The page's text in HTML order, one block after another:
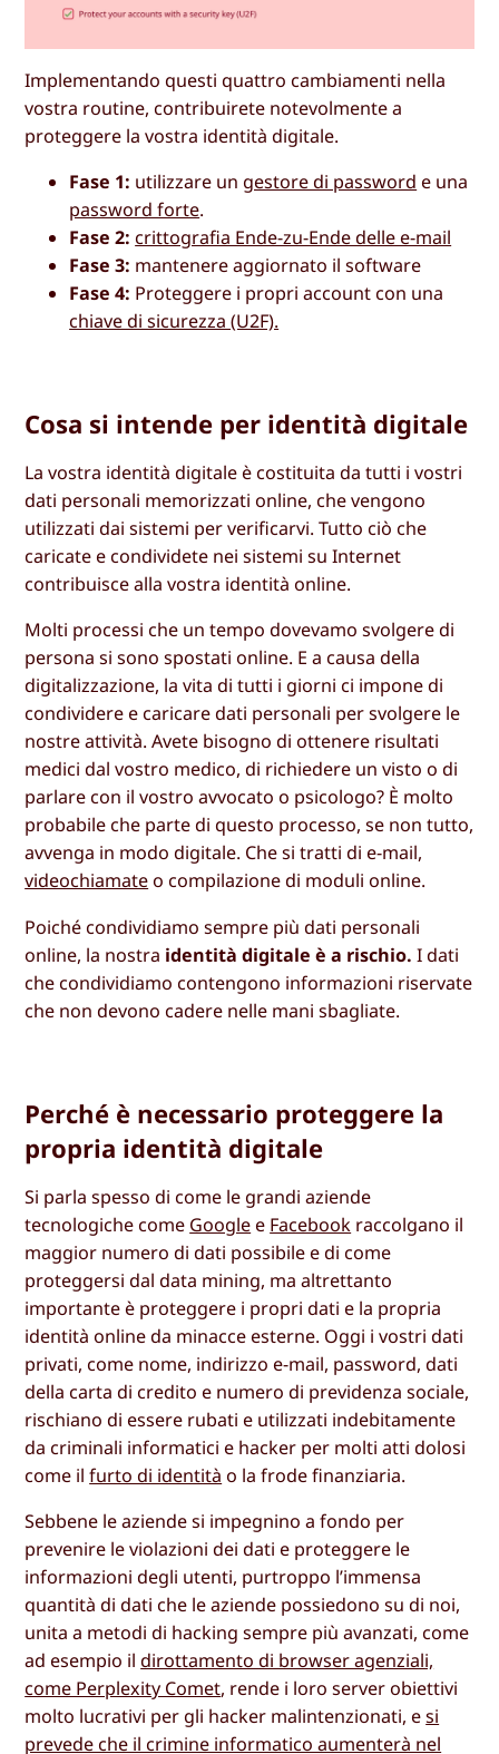
Implementando questi quattro cambiamenti nella
vostra routine, contribuirete notevolmente a
proteggere la vostra identità digitale.
Fase 1: utilizzare un gestore di password e una
password forte.
Fase 2: crittografia Ende-zu-Ende delle e-mail
Fase 3: mantenere aggiornato il software
Fase 4: Proteggere i propri account con una
chiave di sicurezza (U2F).
Cosa si intende per identità digitale
La vostra identità digitale è costituita da tutti i vostri
dati personali memorizzati online, che vengono
utilizzati dai sistemi per verificarvi. Tutto ciò che
caricate e condividete nei sistemi su Internet
contribuisce alla vostra identità online.
Molti processi che un tempo dovevamo svolgere di
persona si sono spostati online. E a causa della
digitalizzazione, la vita di tutti i giorni ci impone di
condividere e caricare dati personali per svolgere le
nostre attività. Avete bisogno di ottenere risultati
medici dal vostro medico, di richiedere un visto o di
parlare con il vostro avvocato o psicologo? È molto
probabile che parte di questo processo, se non tutto,
avvenga in modo digitale. Che si tratti di e-mail,
videochiamate o compilazione di moduli online.
Poiché condividiamo sempre più dati personali
online, la nostra identità digitale è a rischio. I dati
che condividiamo contengono informazioni riservate
che non devono cadere nelle mani sbagliate.
Perché è necessario proteggere la
propria identità digitale
Si parla spesso di come le grandi aziende
tecnologiche come Google e Facebook raccolgano il
maggior numero di dati possibile e di come
proteggersi dal data mining, ma altrettanto
importante è proteggere i propri dati e la propria
identità online da minacce esterne. Oggi i vostri dati
privati, come nome, indirizzo e-mail, password, dati
della carta di credito e numero di previdenza sociale,
rischiano di essere rubati e utilizzati indebitamente
da criminali informatici e hacker per molti atti dolosi
come ilfurto di identità o la frode finanziaria.
Sebbene le aziende si impegnino a fondo per
prevenire le violazioni dei dati e proteggere le
informazioni degli utenti, purtroppo l’immensa
quantità di dati che le aziende possiedono su di noi,
unita a metodi di hacking sempre più avanzati, come
ad esempio ildirottamento di browser agenziali,
come Perplexity Comet, rende i loro server obiettivi
molto lucrativi per gli hacker malintenzionati, esi
prevede che il crimine informatico aumenterà nel